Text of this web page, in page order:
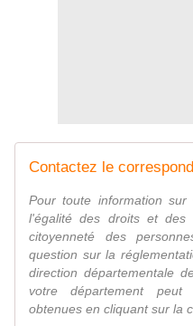
Pour toute information
l'égalité des droits et des
citoyenneté des
question sur la
direction départementale
votre département
obtenues en cliquant sur la